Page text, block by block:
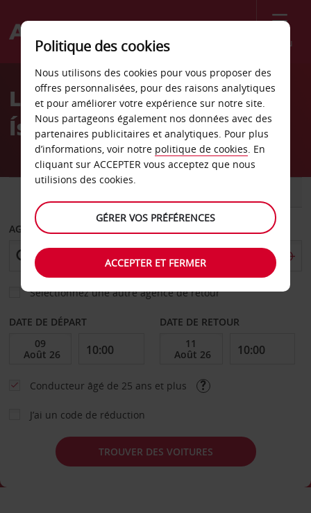
Menu
Welcome
AvisLocation de voiture
Ísafjörður
AGENCE DE DÉPART
Sélectionnez une autre agence de retour
DATE DE DÉPART DATE DE RETOUR
Conducteur âgé de 25 ans et plus
J’ai un code de réduction
TROUVER DES VOITURES
Politique des cookies
Nous utilisons des cookies pour vous proposer des
offres personnalisées, pour des raisons analytiques
et pour améliorer votre expérience sur notre site.
Nous partageons également nos données avec des
partenaires publicitaires et analytiques. Pour plus
d’informations, voir notre politique de cookies. En
cliquant sur ACCEPTER vous acceptez que nous
utilisions des cookies.
GÉRER VOS PRÉFÉRENCES
ACCEPTER ET FERMER